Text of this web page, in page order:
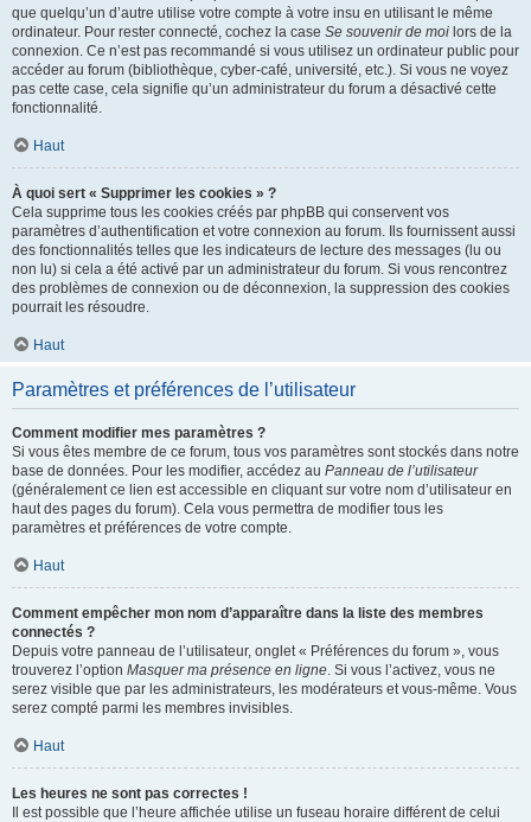
que quelqu’un d’autre utilise votre compte à votre insu en utilisant le même
ordinateur. Pour rester connecté, cochez la case Se souvenir de moi lors de la
connexion. Ce n’est pas recommandé si vous utilisez un ordinateur public pour
accéder au forum (bibliothèque, cyber-café, université, etc.). Si vous ne voyez
pas cette case, cela signifie qu’un administrateur du forum a désactivé cette
fonctionnalité.
Haut
À quoi sert « Supprimer les cookies » ?
Cela supprime tous les cookies créés par phpBB qui conservent vos
paramètres d’authentification et votre connexion au forum. Ils fournissent aussi
des fonctionnalités telles que les indicateurs de lecture des messages (lu ou
non lu) si cela a été activé par un administrateur du forum. Si vous rencontrez
des problèmes de connexion ou de déconnexion, la suppression des cookies
pourrait les résoudre.
Haut
Paramètres et préférences de l’utilisateur
Comment modifier mes paramètres ?
Si vous êtes membre de ce forum, tous vos paramètres sont stockés dans notre
base de données. Pour les modifier, accédez au Panneau de l’utilisateur
(généralement ce lien est accessible en cliquant sur votre nom d’utilisateur en
haut des pages du forum). Cela vous permettra de modifier tous les
paramètres et préférences de votre compte.
Haut
Comment empêcher mon nom d’apparaître dans la liste des membres
connectés ?
Depuis votre panneau de l’utilisateur, onglet « Préférences du forum », vous
trouverez l’option Masquer ma présence en ligne. Si vous l’activez, vous ne
serez visible que par les administrateurs, les modérateurs et vous-même. Vous
serez compté parmi les membres invisibles.
Haut
Les heures ne sont pas correctes !
Il est possible que l’heure affichée utilise un fuseau horaire différent de celui